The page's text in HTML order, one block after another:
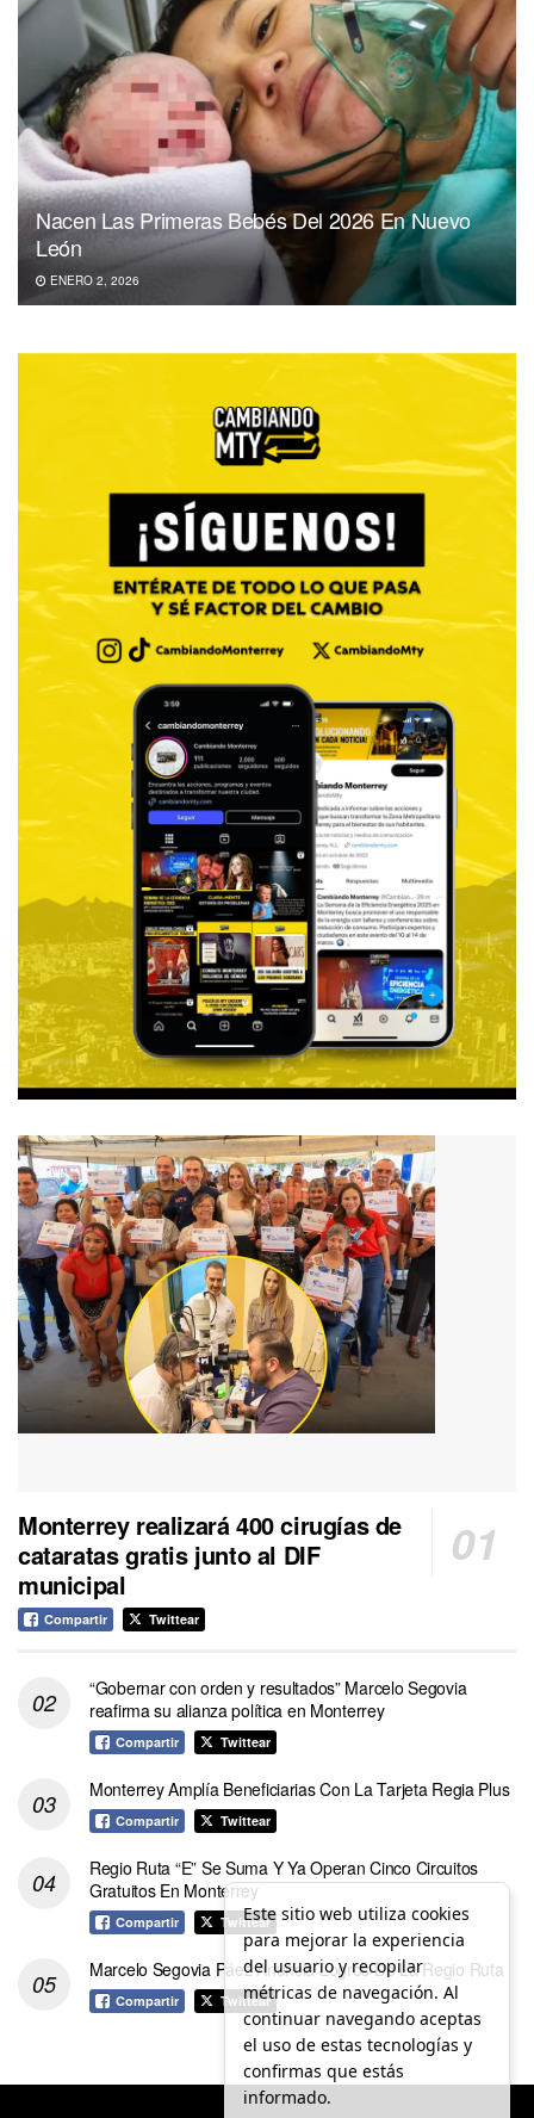
Nacen Las Primeras Bebés Del 2026 En Nuevo
León
ENERO 2, 2026
Monterrey realizará 400 cirugías de
cataratas gratis junto al DIF
municipal
Compartir Twittear
“Gobernar con orden y resultados” Marcelo Segovia
reafirma su alianza política en Monterrey
Compartir Twittear
Monterrey Amplía Beneficiarias Con La Tarjeta Regia Plus
Compartir Twittear
Regio Ruta “E” Se Suma Y Ya Operan Cinco Circuitos
Gratuitos En Monterrey
Compartir Twittear
Marcelo Segovia Páez Anuncia Logros De La Regio Ruta
Compartir Twittear
Este sitio web utiliza cookies
para mejorar la experiencia
del usuario y recopilar
métricas de navegación. Al
continuar navegando aceptas
el uso de estas tecnologías y
confirmas que estás
informado.